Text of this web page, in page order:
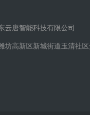
云唐智能科技有限公司
坊高新区新城街道玉清社